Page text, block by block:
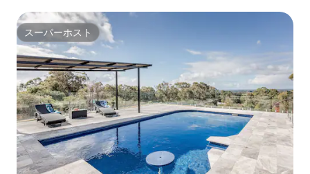
スーパーホスト
スーパーホスト